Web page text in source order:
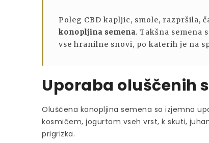
Poleg CBD kapljic, smole, razpršila,
konopljina semena. Takšna semena
vse hranilne snovi, po katerih je na
Uporaba oluščenih
Oluščena konopljina semena so izjemno
kosmičem, jogurtom vseh vrst, k skuti,
prigrizka.